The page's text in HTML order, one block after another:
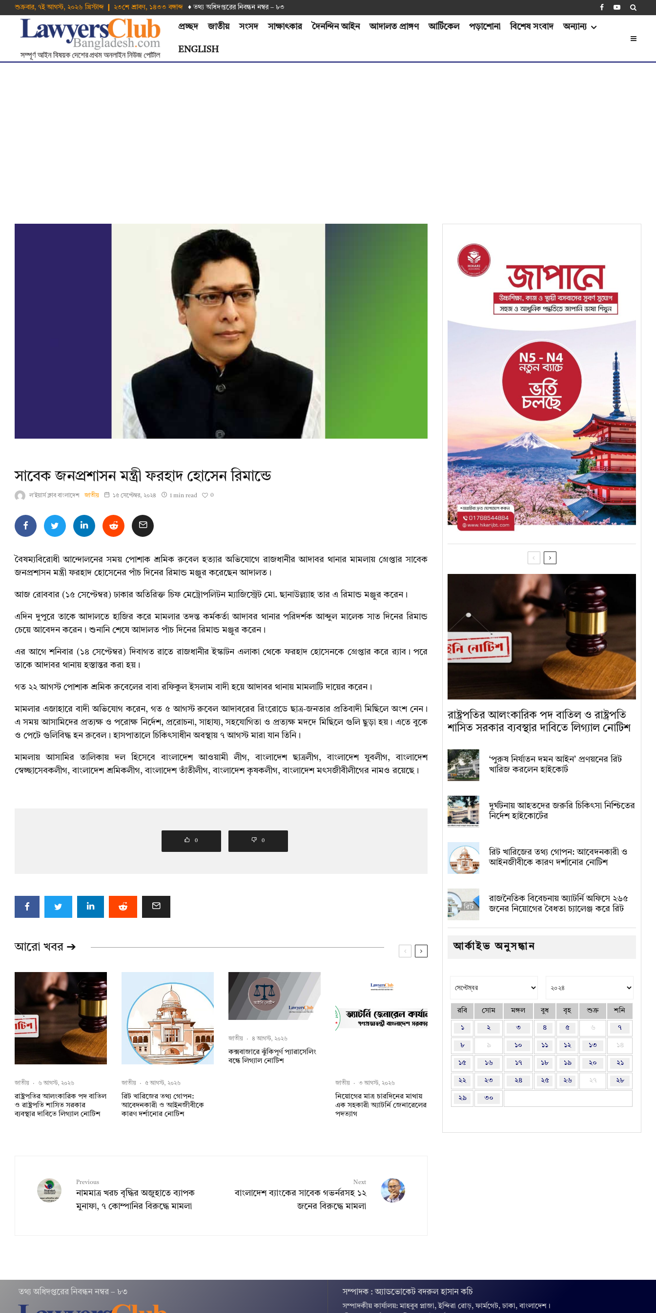
শুক্রবার, ৭ই আগস্ট, ২০২৬ খ্রিস্টাব্দ ❙ ২৩শে শ্রাবণ, ১৪৩৩ বঙ্গাব্দ ♦ তথ‌্য অ‌ধিদপ্ত‌রের নিবন্ধন নম্বর – ৮৩
প্রচ্ছদ জাতীয় সংসদ সাক্ষাৎকার দৈনন্দিন আইন আদালত প্রাঙ্গণ আর্টিকেল পড়াশোনা বিশেষ সংবাদ অন্যান্য
ENGLISH
সাবেক জনপ্রশাসন মন্ত্রী ফরহাদ হোসেন রিমান্ডে
ল'ইয়ার্স ক্লাব বাংলাদেশ জাতীয় ১৫ সেপ্টেম্বর, ২০২৪ 1 min read 0
বৈষম্যবিরোধী আন্দোলনের সময় পোশাক শ্রমিক রুবেল হত্যার অভিযোগে রাজধানীর আদাবর থানার মামলায় গ্রেপ্তার সাবেক
জনপ্রশাসন মন্ত্রী ফরহাদ হোসেনের পাঁচ দিনের রিমান্ড মঞ্জুর করেছেন আদালত।
আজ রোববার (১৫ সেপ্টেম্বর) ঢাকার অতিরিক্ত চিফ মেট্রোপলিটন ম্যাজিস্ট্রেট মো. ছানাউল্ল্যাহ তার এ রিমান্ড মঞ্জুর করেন।
এদিন দুপুরে তাকে আদালতে হাজির করে মামলার তদন্ত কর্মকর্তা আদাবর থানার পরিদর্শক আব্দুল মালেক সাত দিনের রিমান্ড
চেয়ে আবেদন করেন। শুনানি শেষে আদালত পাঁচ দিনের রিমান্ড মঞ্জুর করেন।
এর আগে শনিবার (১৪ সেপ্টেম্বর) দিবাগত রাতে রাজধানীর ইস্কাটন এলাকা থেকে ফরহাদ হোসেনকে গ্রেপ্তার করে র‌্যাব। পরে
তাকে আদাবর থানায় হস্তান্তর করা হয়।
গত ২২ আগস্ট পোশাক শ্রমিক রুবেলের বাবা রফিকুল ইসলাম বাদী হয়ে আদাবর থানায় মামলাটি দায়ের করেন।
মামলার এজাহারে বাদী অভিযোগ করেন, গত ৫ আগস্ট রুবেল আদাবরের রিংরোডে ছাত্র-জনতার প্রতিবাদী মিছিলে অংশ নেন।
এ সময় আসামিদের প্রত্যক্ষ ও পরোক্ষ নির্দেশ, প্ররোচনা, সাহায্য, সহযোগিতা ও প্রত্যক্ষ মদদে মিছিলে গুলি ছুড়া হয়। এতে বুকে
ও পেটে গুলিবিদ্ধ হন রুবেল। হাসপাতালে চিকিৎসাধীন অবস্থায় ৭ আগস্ট মারা যান তিনি।
মামলায় আসামির তালিকায় দল হিসেবে বাংলাদেশ আওয়ামী লীগ, বাংলাদেশ ছাত্রলীগ, বাংলাদেশ যুবলীগ, বাংলাদেশ
স্বেচ্ছাসেবকলীগ, বাংলাদেশ শ্রমিকলীগ, বাংলাদেশ তাঁতীলীগ, বাংলাদেশ কৃষকলীগ, বাংলাদেশ মৎসজীবীলীগের নামও রয়েছে।
0 0
আরো খবর ➔
জাতীয় · ৬ আগস্ট, ২০২৬
রাষ্ট্রপতির আলংকারিক পদ বাতিল
ও রাষ্ট্রপতি শাসিত সরকার
ব্যবস্থার দাবিতে লিগ্যাল নোটিশ
জাতীয় · ৫ আগস্ট, ২০২৬
রিট খারিজের তথ্য গোপন:
আবেদনকারী ও আইনজীবীকে
কারণ দর্শানোর নোটিশ
জাতীয় · ৪ আগস্ট, ২০২৬
কক্সবাজারে ঝুঁকিপূর্ণ প্যারাসেলিং
বন্ধে লিগ্যাল নোটিশ
জাতীয় · ৩ আগস্ট, ২০২৬
নিয়োগের মাত্র চারদিনের মাথায়
এক সহকারী অ্যাটর্নি জেনারেলের
পদত্যাগ
Previous
নামমাত্র খরচ বৃদ্ধির অজুহাতে ব্যাপক
মুনাফা, ৭ কোম্পানির বিরুদ্ধে মামলা
Next
বাংলাদেশ ব্যাংকের সাবেক গভর্নরসহ ১২
জনের বিরুদ্ধে মামলা
রাষ্ট্রপতির আলংকারিক পদ বাতিল ও রাষ্ট্রপতি
শাসিত সরকার ব্যবস্থার দাবিতে লিগ্যাল নোটিশ
‘পুরুষ নির্যাতন দমন আইন’ প্রণয়নের রিট
খারিজ করলেন হাইকোর্ট
দুর্ঘটনায় আহতদের জরুরি চিকিৎসা নিশ্চিতের
নির্দেশ হাইকোর্টের
রিট খারিজের তথ্য গোপন: আবেদনকারী ও
আইনজীবীকে কারণ দর্শানোর নোটিশ
রাজনৈতিক বিবেচনায় অ‍্যাটর্নি অফিসে ২৬৫
জনের নিয়োগের বৈধতা চ্যালেঞ্জ করে রিট
আর্কাইভ অনুসন্ধান
রবি সোম মঙ্গল বুধ বৃহ শুক্র শনি
১ ২ ৩ ৪ ৫ ৬ ৭
৮ ৯ ১০ ১১ ১২ ১৩ ১৪
১৫ ১৬ ১৭ ১৮ ১৯ ২০ ২১
২২ ২৩ ২৪ ২৫ ২৬ ২৭ ২৮
২৯ ৩০
তথ‌্য অ‌ধিদপ্ত‌রের নিবন্ধন নম্বর – ৮৩ সম্পাদক : অ্যাডভোকেট বদরুল হাসান কচি
সম্পাদকীয় কার্যালয়: মাহবুব প্লাজা, ইন্দিরা রোড়, ফার্মগেট, ঢাকা, বাংলাদেশ।